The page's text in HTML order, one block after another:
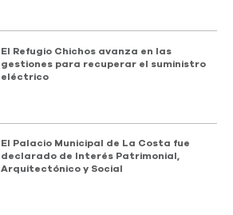
El Refugio Chichos avanza en las
gestiones para recuperar el suministro
eléctrico
El Palacio Municipal de La Costa fue
declarado de Interés Patrimonial,
Arquitectónico y Social